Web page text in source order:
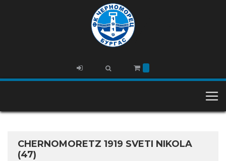
CHERNOMORETZ 1919 SVETI NIKOLA
(47)